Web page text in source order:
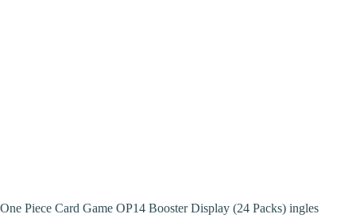
One Piece Card Game OP14 Booster Display (24 Packs) ingles